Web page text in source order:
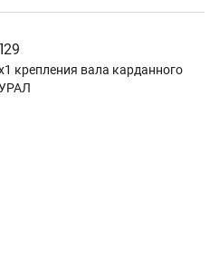
крепления вала карданного